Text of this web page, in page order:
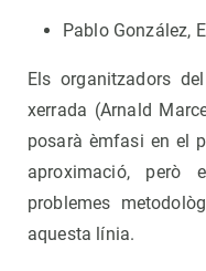
Pablo González,
Els organitzadors
xerrada (Arnald
posarà èmfasi en el
aproximació,
problemes
aquesta línia.